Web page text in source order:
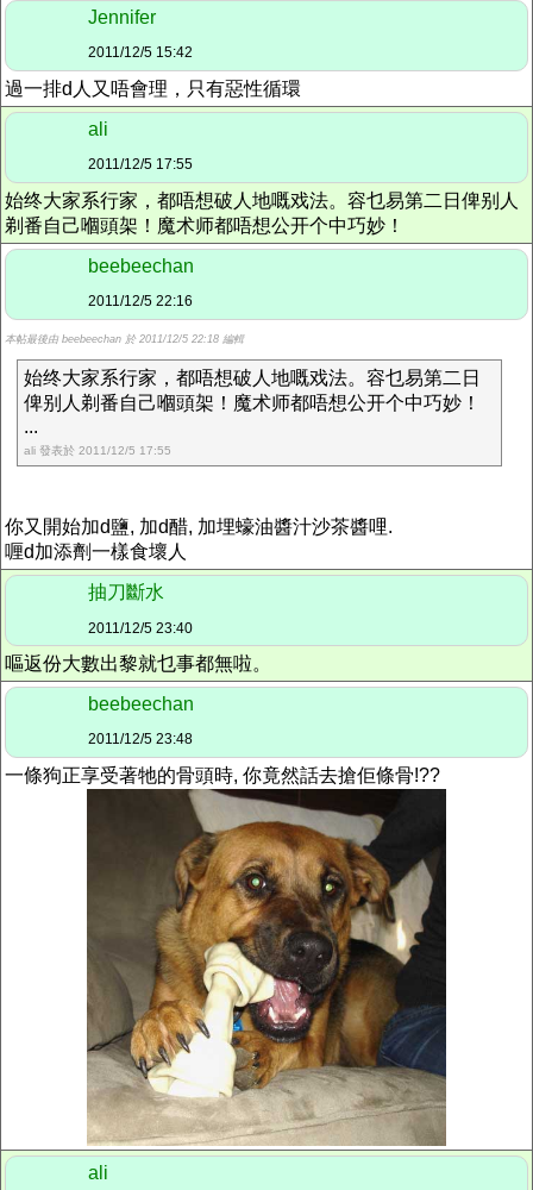
Jennifer
2011/12/5 15:42
過一排d人又唔會理，只有惡性循環
ali
2011/12/5 17:55
始终大家系行家，都唔想破人地嘅戏法。容乜易第二日俾别人
剃番自己嗰頭架！魔术师都唔想公开个中巧妙！
beebeechan
2011/12/5 22:16
本帖最後由 beebeechan 於 2011/12/5 22:18 編輯
始终大家系行家，都唔想破人地嘅戏法。容乜易第二日
俾别人剃番自己嗰頭架！魔术师都唔想公开个中巧妙！
...
ali 發表於 2011/12/5 17:55
你又開始加d鹽, 加d醋, 加埋蠔油醬汁沙茶醬哩.
喱d加添劑一樣食壞人
抽刀斷水
2011/12/5 23:40
嘔返份大數出黎就乜事都無啦。
beebeechan
2011/12/5 23:48
一條狗正享受著牠的骨頭時, 你竟然話去搶佢條骨!??
ali